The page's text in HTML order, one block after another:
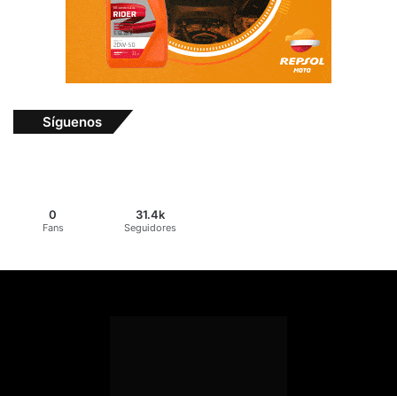
Síguenos
0
Fans
31.4k
Seguidores